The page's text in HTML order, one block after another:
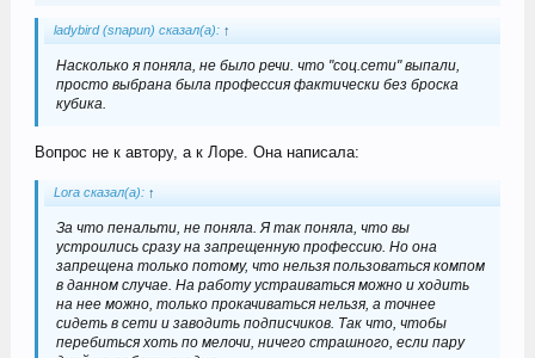
ladybird (snapun) сказал(а): ↑
Насколько я поняла, не было речи. что "соц.сети" выпали,
просто выбрана была профессия фактически без броска
кубика.
Вопрос не к автору, а к Лоре. Она написала:
Lora сказал(а): ↑
За что пенальти, не поняла. Я так поняла, что вы
устроились сразу на запрещенную профессию. Но она
запрещена только потому, что нельзя пользоваться компом
в данном случае. На работу устраиваться можно и ходить
на нее можно, только прокачиваться нельзя, а точнее
сидеть в сети и заводить подписчиков. Так что, чтобы
перебиться хоть по мелочи, ничего страшного, если пару